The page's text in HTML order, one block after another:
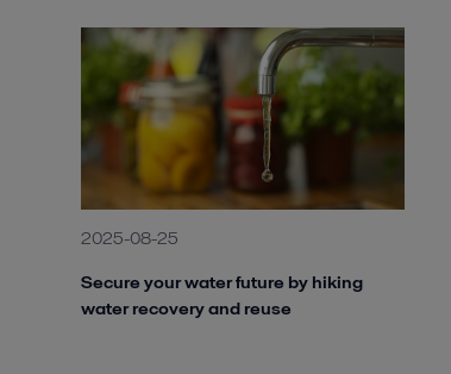
2025-08-25
Secure your water future by hiking
water recovery and reuse